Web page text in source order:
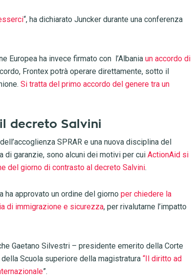
“, ha dichiarato Juncker durante una conferenza
Europea ha invece firmato con l’Albania un accordo di
Frontex potrà operare direttamente, sotto il
Si tratta del primo accordo del genere tra un
decreto Salvini
SPRAR e una nuova disciplina del
garanzie, sono alcuni dei motivi per cui ActionAid si
del giorno di contrasto al decreto Salvini.
ha approvato un ordine del giorno per chiedere la
di immigrazione e sicurezza, per rivalutarne l’impatto
Gaetano Silvestri – presidente emerito della Corte
Scuola superiore della magistratura “Il diritto ad
”.